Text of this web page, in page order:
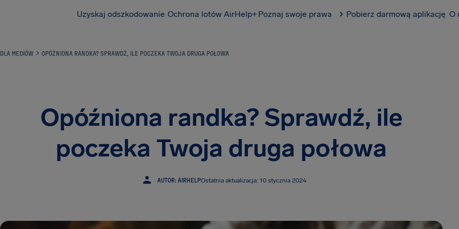
Uzyskaj odszkodowanie Ochrona lotów AirHelp+ Poznaj swoje prawa Pobierz darmową aplikację O
DLA MEDIÓW OPÓŹNIONA RANDKA? SPRAWDŹ, ILE POCZEKA TWOJA DRUGA POŁOWA
Opóźniona randka? Sprawdź, ile
poczeka Twoja druga połowa
AUTOR: AIRHELPOstatnia aktualizacja: 10 stycznia 2024